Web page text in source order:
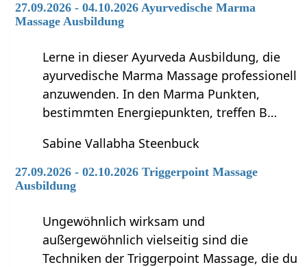
27.09.2026 - 04.10.2026 Ayurvedische Marma
Massage Ausbildung
Lerne in dieser Ayurveda Ausbildung, die
ayurvedische Marma Massage professionell
anzuwenden. In den Marma Punkten,
bestimmten Energiepunkten, treffen B…
Sabine Vallabha Steenbuck
27.09.2026 - 02.10.2026 Triggerpoint Massage
Ausbildung
Ungewöhnlich wirksam und
außergewöhnlich vielseitig sind die
Techniken der Triggerpoint Massage, die du